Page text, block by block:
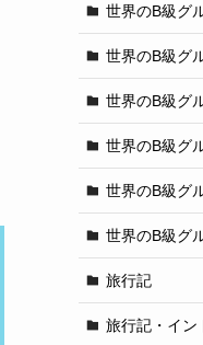
世界のB級グ
世界のB級グ
世界のB級グ
世界のB級グ
世界のB級グ
世界のB級グ
旅行記
旅行記・イン